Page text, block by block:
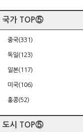
국가 TOP⑤
중국(331)
독일(123)
일본(117)
미국(106)
홍콩(52)
도시 TOP⑤